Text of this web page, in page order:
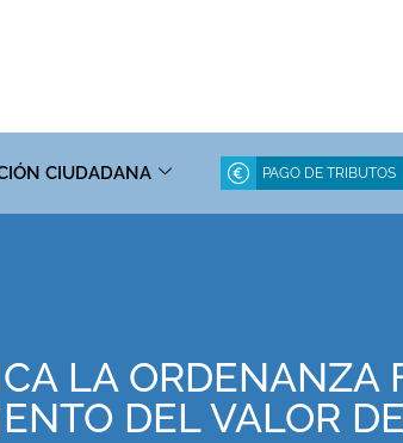
CIUDADANA PAGO DE TRIBUTOS
LA ORDENANZA
DEL VALOR